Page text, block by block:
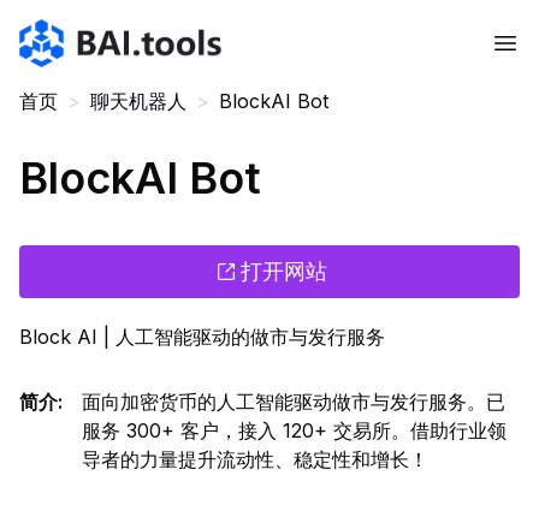
Bai.tools
首页 > 聊天机器人 > BlockAI Bot
BlockAI Bot
打开网站
Block AI | 人工智能驱动的做市与发行服务
简介:
面向加密货币的人工智能驱动做市与发行服务。已
服务 300+ 客户，接入 120+ 交易所。借助行业领
导者的力量提升流动性、稳定性和增长！